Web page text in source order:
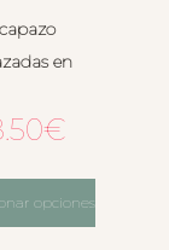
en
€
opciones